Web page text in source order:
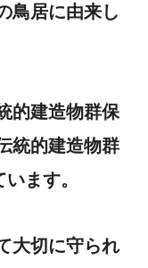
鳥居に由来し
的建造物群保
統的建造物群
ます。
大切に守られ